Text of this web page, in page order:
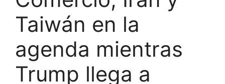
Taiwán en la
agenda mientras
Trump llega a